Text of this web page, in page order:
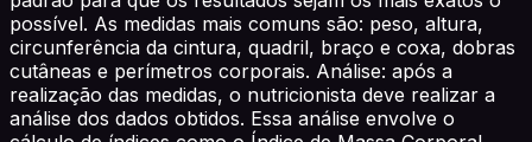
possível. As medidas mais comuns são: peso, altura,
circunferência da cintura, quadril, braço e coxa, dobras
cutâneas e perímetros corporais. Análise: após a
realização das medidas, o nutricionista deve realizar a
análise dos dados obtidos. Essa análise envolve o